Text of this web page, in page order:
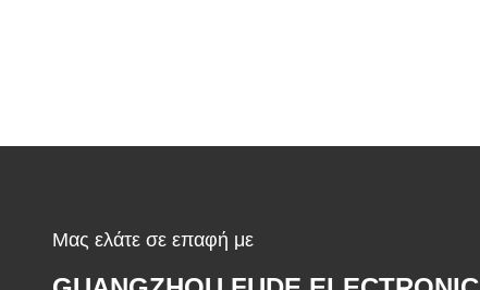
Μας ελάτε σε επαφή με